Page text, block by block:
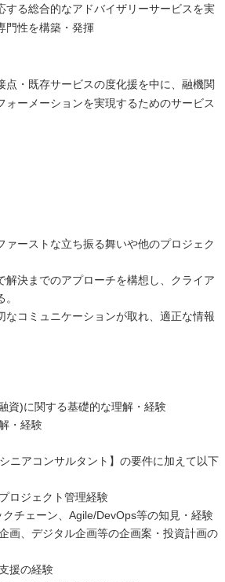
る総合的なアドバイザリーサービスを実
門性を構築・発揮
・既存サービスの度化援を中に、融機関
ーメーションを実現するためのサービス
ァーストな立ち振る舞いや他のプロジェク
解決までのアプローチを構想し、クライア
なコミュニケーションが取れ、適正な情報
資)に関する基礎的な理解・経験
・経験
ニアコンサルタント】の要件に加えて以下
ロジェクト管理経験
チェーン、Agile/DevOps等の知見・経験
画、デジタル企画等の企画案・投資計画の
援の経験